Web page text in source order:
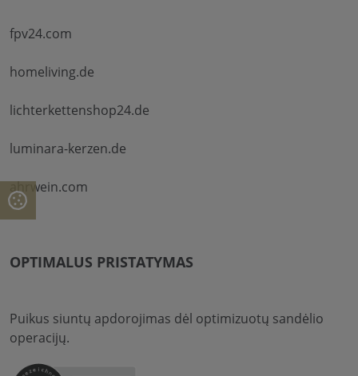
fpv24.com
homeliving.de
lichterkettenshop24.de
luminara-kerzen.de
ahrwein.com
OPTIMALUS PRISTATYMAS
Puikus siuntų apdorojimas dėl optimizuotų sandėlio
operacijų.